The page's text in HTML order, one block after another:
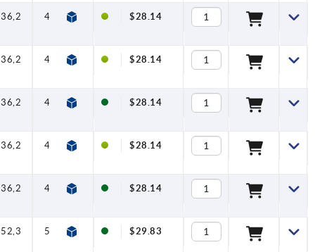
36,2 41,7 1 1,5 90
$28.14
36,2 41,7 1 1,5 90
$28.14
36,2 41,7 1 1,5 90
$28.14
36,2 41,7 1 1,5 90
$28.14
36,2 41,7 1 1,5 90
$28.14
52,3 59,1 1 2,5 100
$29.83